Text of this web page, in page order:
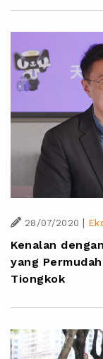
28/07/2020
Kenalan
yang
Tiongkok